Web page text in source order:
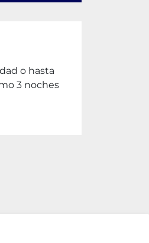
o hasta
3 noches